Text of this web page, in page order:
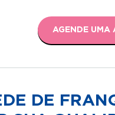
AGENDE UMA
DE